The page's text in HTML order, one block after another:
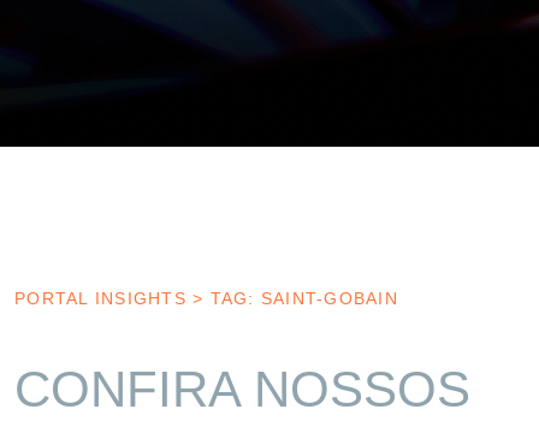
PORTAL INSIGHTS > TAG: SAINT-GOBAIN
CONFIRA NOSSOS